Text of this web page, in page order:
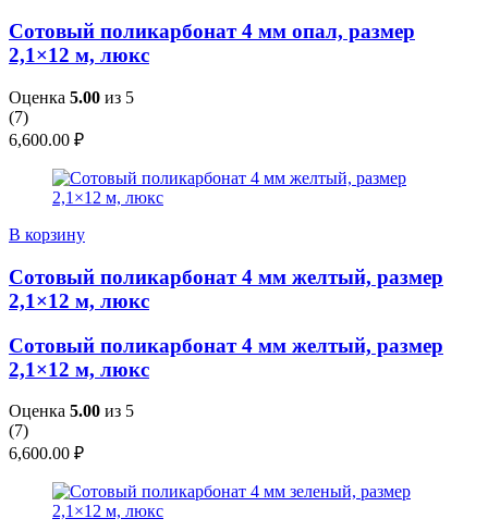
Сотовый поликарбонат 4 мм опал, размер
2,1×12 м, люкс
Оценка 5.00 из 5
(7)
6,600.00 ₽
В корзину
Сотовый поликарбонат 4 мм желтый, размер
2,1×12 м, люкс
Сотовый поликарбонат 4 мм желтый, размер
2,1×12 м, люкс
Оценка 5.00 из 5
(7)
6,600.00 ₽